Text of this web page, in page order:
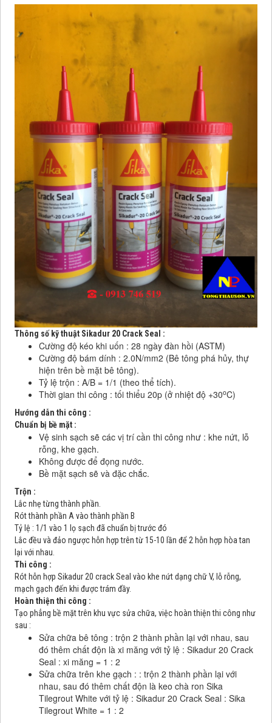
Thông số kỹ thuật Sikadur 20 Crack Seal :
Cường độ kéo khi uốn : 28 ngày đàn hồi (ASTM)
Cường độ bám dính : 2.0N/mm2 (Bê tông phá hủy, thự
hiện trên bề mặt bê tông).
Tỷ lệ trộn : A/B = 1/1 (theo thể tích).
Thời gian thi công : tối thiểu 20p (ở nhiệt độ +30oC)
Hướng dẫn thi công :
Chuẩn bị bề mặt :
Vệ sinh sạch sẽ các vị trí cần thi công như : khe nứt, lỗ
rỗng, khe gạch.
Không được để đọng nước.
Bề mặt sạch sẽ và đặc chắc.
Trộn :
Lắc nhẹ từng thành phần.
Rót thành phần A vào thành phần B
Tỷ lệ : 1/1 vào 1 lọ sạch đã chuẩn bị trước đó
Lắc đều và đảo ngược hỗn hợp trên từ 15-10 lần để 2 hỗn hợp hòa tan
lại với nhau.
Thi công :
Rót hỗn hợp Sikadur 20 crack Seal vào khe nứt dạng chữ V, lỗ rỗng,
mạch gạch đến khi được trám đầy.
Hoàn thiện thi công :
Tạo phẳng bề mặt trên khu vực sửa chữa, việc hoàn thiện thi công như
sau :
Sửa chữa bê tông : trộn 2 thành phần lại với nhau, sau
đó thêm chất độn là xi măng với tỷ lệ : Sikadur 20 Crack
Seal : xi măng = 1 : 2
Sửa chữa trên khe gạch : : trộn 2 thành phần lại với
nhau, sau đó thêm chất độn là keo chà ron Sika
Tilegrout White với tỷ lệ : Sikadur 20 Crack Seal : Sika
Tilegrout White = 1 : 2